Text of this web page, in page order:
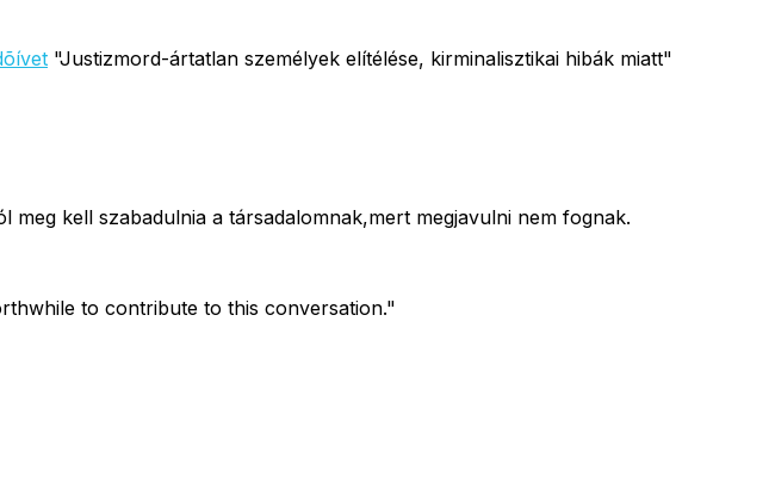
"Justizmord-ártatlan személyek elítélése, kirminalisztikai hibák miatt"
kell szabadulnia a társadalomnak,mert megjavulni nem fognak.
to contribute to this conversation."